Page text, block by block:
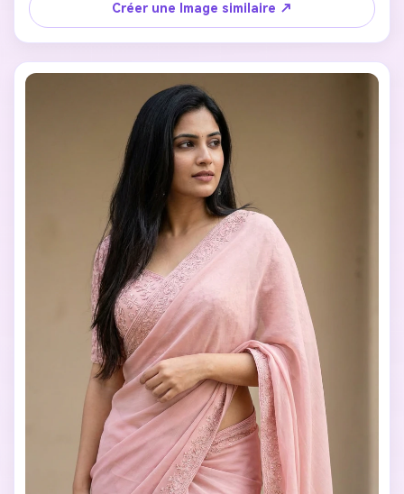
Créer une Image similaire ↗